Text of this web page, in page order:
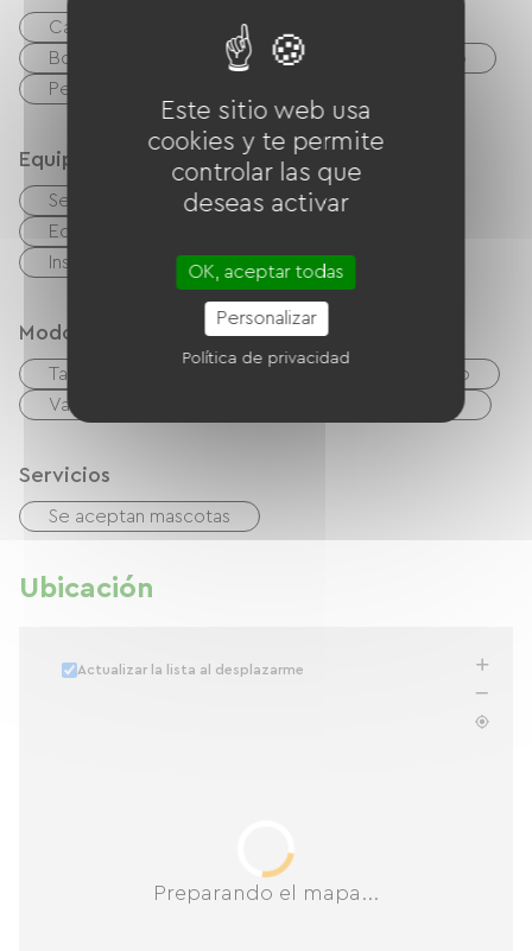
Camino verde
bicicleta
Boulodrome / Pétanque court
Senderismo
Pesca
Equipos
Secadora colectiva
Lavadora colectiva
Equipo para bebés
Instalaciones sanitarias comunes
Modos de paiement
Tarjeta De Crédito
Efectivo
Vales de vacaciones (ANCV)
Servicios
Se aceptan mascotas
Ubicación
Preparando el mapa...
Actualizar la lista al desplazarme
Este sitio web usa
cookies y te permite
controlar las que
deseas activar
OK, aceptar todas
Personalizar
Política de privacidad